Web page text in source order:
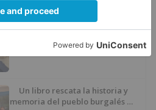
El poblado de El Encuentro de
proceso de realojo
Un libro rescata la historia y
memoria del pueblo burgalés de